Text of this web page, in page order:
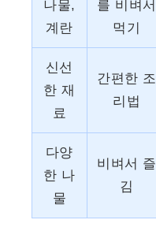
나물,
계란
를 비벼서
먹기
신선
한 재
료
간편한 조
리법
다양
한 나
물
비벼서 즐
김